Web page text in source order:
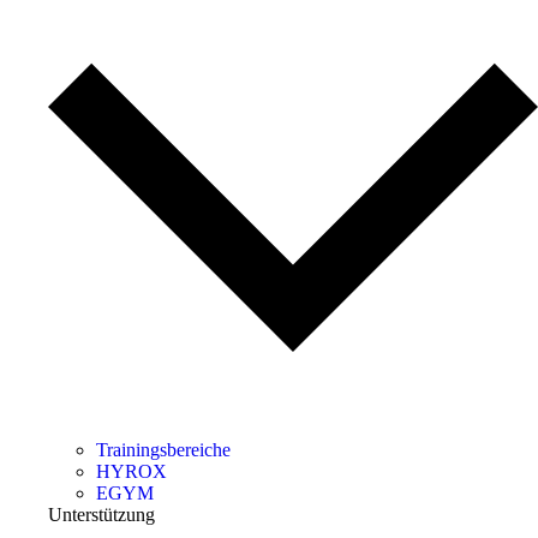
Trainingsbereiche
HYROX
EGYM
Unterstützung